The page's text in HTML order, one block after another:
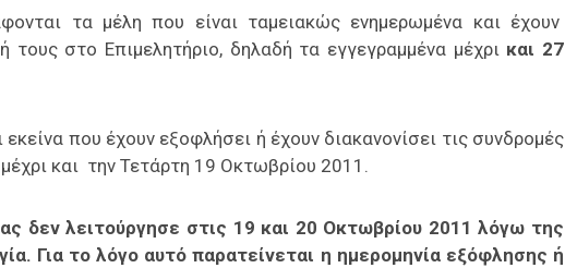
τα μέλη που είναι ταμειακώς ενημερωμένα και έχουν
στο Επιμελητήριο, δηλαδή τα εγγεγραμμένα μέχρι και 27
που έχουν εξοφλήσει ή έχουν διακανονίσει τις συνδρομές
και την Τετάρτη 19 Οκτωβρίου 2011.
δεν λειτούργησε στις 19 και 20 Οκτωβρίου 2011 λόγω της
Για το λόγο αυτό παρατείνεται η ημερομηνία εξόφλησης ή